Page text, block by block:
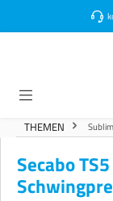
THEMEN
Secabo